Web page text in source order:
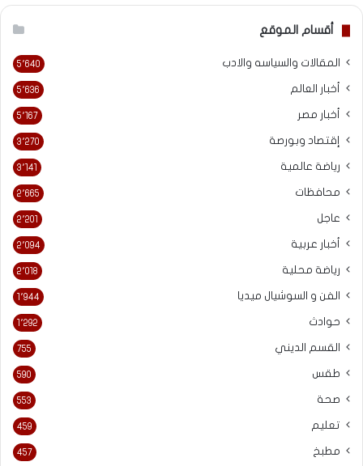
أقسام الموقع
المقالات والسياسه والادب 5٬640
أخبار العالم 5٬636
أخبار مصر 5٬167
إقتصاد وبورصة 3٬270
رياضة عالمية 3٬141
محافظات 2٬665
عاجل 2٬201
أخبار عربية 2٬094
رياضة محلية 2٬018
الفن و السوشيال ميديا 1٬944
حوادث 1٬292
القسم الديني 755
طقس 590
صحة 553
تعليم 459
مطبخ 457